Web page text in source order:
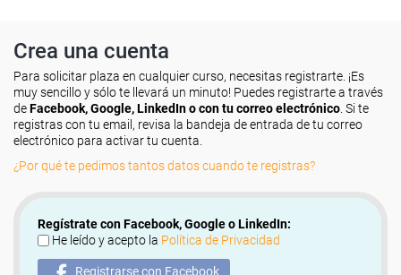
Crea una cuenta
Para solicitar plaza en cualquier curso, necesitas registrarte. ¡Es
muy sencillo y sólo te llevará un minuto! Puedes registrarte a través
deFacebook, Google, LinkedIn o con tu correo electrónico . Si te
registras con tu email, revisa la bandeja de entrada de tu correo
electrónico para activar tu cuenta.
¿Por qué te pedimos tantos datos cuando te registras?
Regístrate con Facebook, Google o LinkedIn:
He leído y acepto la Política de Privacidad
Registrarse con Facebook